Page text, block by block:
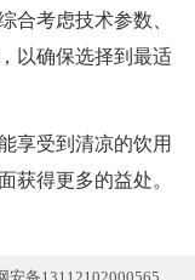
合考虑技术参数、
以确保选择到最适
享受到清凉的饮用
获得更多的益处。